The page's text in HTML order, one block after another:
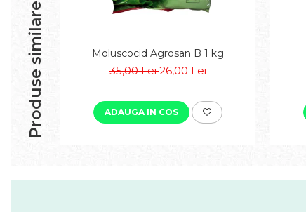
Produse similare Moluscocid Agrosan B 1 kg
35,00 Lei26,00 Lei
ADAUGA IN COS